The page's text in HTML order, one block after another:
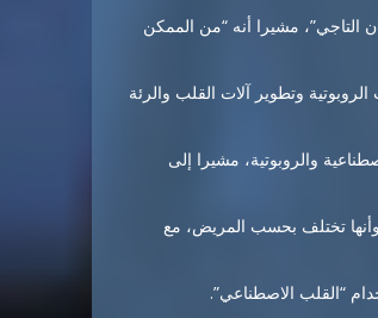
التاجي”، مشيرا أنه “من الممكن
ألف مريض، وأن جراحة القلب الروبوتية وتطوير آلات القلب والرئة
والروبوتية، مشيرا إلى
عادة 5 ساعات في المتوسط، وأنها تختلف بحسب المريض، مع